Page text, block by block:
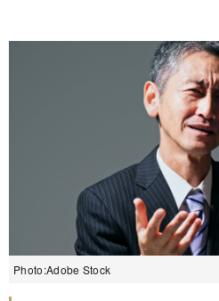
Photo:Adobe Stock